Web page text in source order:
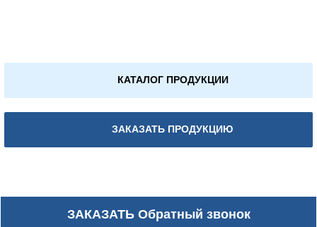
КАТАЛОГ ПРОДУКЦИИ
ЗАКАЗАТЬ ПРОДУКЦИЮ
ЗАКАЗАТЬОбратный звонок